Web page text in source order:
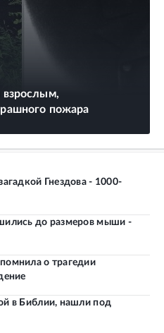
взрослым,
пожара
Гнездова - 1000-
до размеров мыши -
о трагедии
в Библии, нашли под